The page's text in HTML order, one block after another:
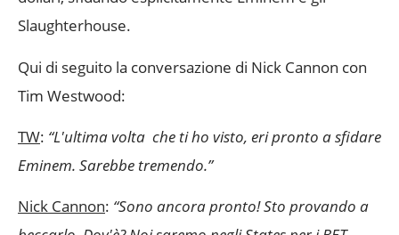
Slaughterhouse.
Qui di seguito la conversazione di Nick Cannon con
Tim Westwood:
TW: “L'ultima volta che ti ho visto, eri pronto a sfidare
Eminem. Sarebbe tremendo.”
Nick Cannon: “Sono ancora pronto! Sto provando a